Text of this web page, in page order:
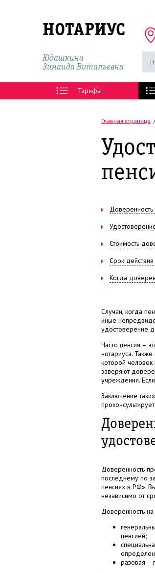
НОТАРИУС
Юдашкина
Зинаида Витальевна
Тарифы
Главная страница
Доверенность
Стоимость
Срок действия
Когда
Случаи, когда
иные
удостоверение
Часто пенсия –
нотариуса.
которой
заверяют
учреждения.
Заключение
Доверенность
последнему по
пенсиях в РФ».
независимо от
Доверенность
пенсией;
разовая –